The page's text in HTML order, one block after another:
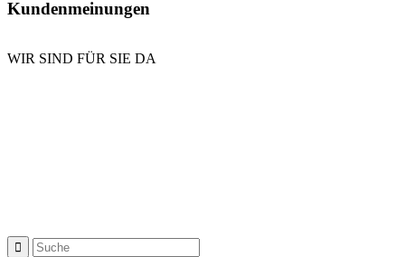
Kundenmeinungen
WIR SIND FÜR SIE DA